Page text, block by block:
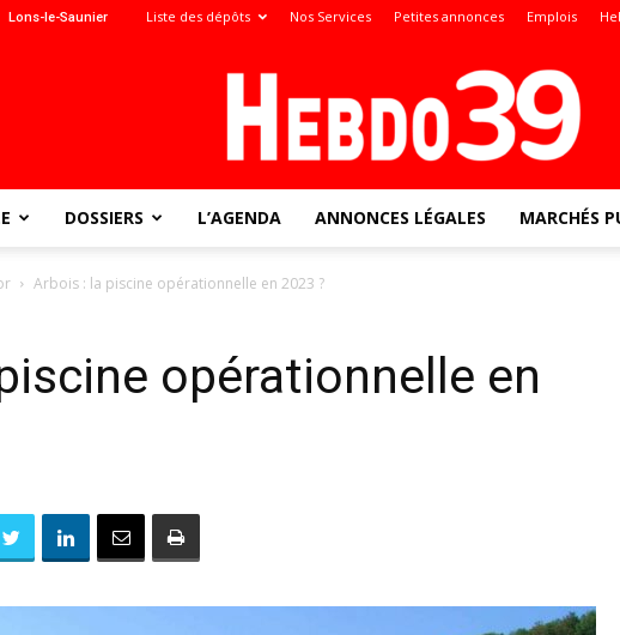
Lons-le-Saunier Liste des dépôts Nos Services Petites annonces Emplois
DOSSIERS L’AGENDA ANNONCES LÉGALES MARCHÉS
Arbois : la piscine opérationnelle en 2023 ?
opérationnelle en